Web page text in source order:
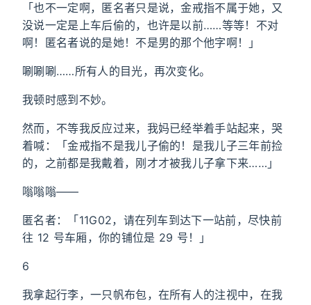
「也不一定啊，匿名者只是说，金戒指不属于她，又
没说一定是上车后偷的，也许是以前……等等！不对
啊！匿名者说的是她！不是男的那个他字啊！」
唰唰唰……所有人的目光，再次变化。
我顿时感到不妙。
然而，不等我反应过来，我妈已经举着手站起来，哭
着喊：「金戒指不是我儿子偷的！是我儿子三年前捡
的，之前都是我戴着，刚才才被我儿子拿下来……」
嗡嗡嗡——
匿名者：「11G02，请在列车到达下一站前，尽快前
往 12 号车厢，你的铺位是 29 号！」
6
我拿起行李，一只帆布包，在所有人的注视中，在我